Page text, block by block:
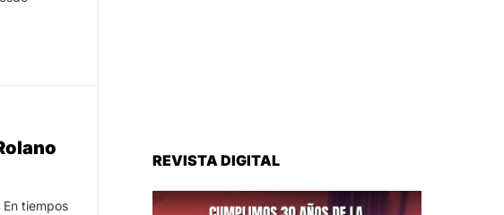
tiempos
REVISTA DIGITAL